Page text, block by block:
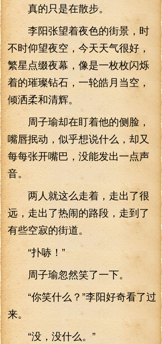
真的只是在散步。
李阳张望着夜色的街景，时
不时仰望夜空，今天天气很好，
繁星点缀夜幕，像是一枚枚闪烁
着的璀璨钻石，一轮皓月当空，
倾洒柔和清辉。
周子瑜却在盯着他的侧脸，
嘴唇抿动，似乎想说什么，却又
每每张开嘴巴，没能发出一点声
音。
两人就这么走着，走出了很
远，走出了热闹的路段，走到了
有些空寂的街道。
“扑哧！”
周子瑜忽然笑了一下。
“你笑什么？”李阳好奇看了过
来。
“没，没什么。”